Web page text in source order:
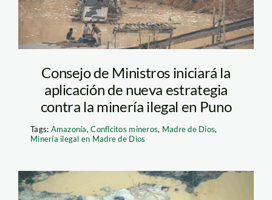
Consejo de Ministros iniciará la
aplicación de nueva estrategia
contra la minería ilegal en Puno
Tags: Amazonía,Conflcitos mineros, Madre de Dios,
Minería ilegal en Madre de Dios